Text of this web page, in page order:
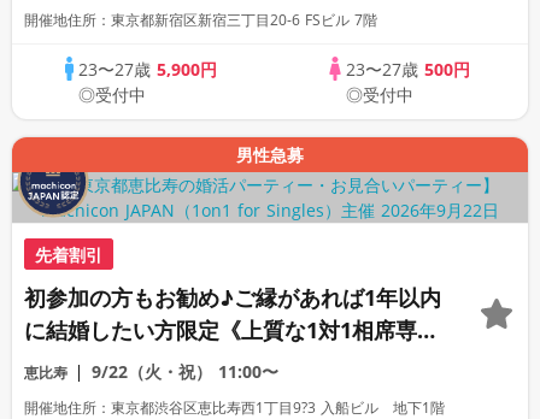
席専用会場》《全席半個室》《飲み放題付
開催地住所：東京都新宿区新宿三丁目20-6 FSビル 7階
23〜27歳5,900円
◎受付中
23〜27歳 500円
◎受付中
男性急募
先着割引
初参加の方もお勧め♪ご縁があれば1年以内
に結婚したい方限定《上質な1対1相席専用
会場》《全席半個室》《飲み放題付き》
《machicon JAPAN主催の婚活》
恵比寿 9/22（火・祝） 11:00〜
開催地住所：東京都渋谷区恵比寿西1丁目9?3 入船ビル 地下1階